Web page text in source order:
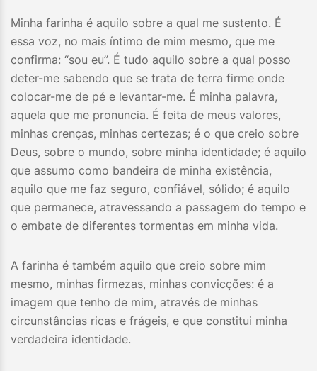
Minha farinha é aquilo sobre a qual me sustento. É
essa voz, no mais íntimo de mim mesmo, que me
confirma: “sou eu”. É tudo aquilo sobre a qual posso
deter-me sabendo que se trata de terra firme onde
colocar-me de pé e levantar-me. É minha palavra,
aquela que me pronuncia. É feita de meus valores,
minhas crenças, minhas certezas; é o que creio sobre
Deus, sobre o mundo, sobre minha identidade; é aquilo
que assumo como bandeira de minha existência,
aquilo que me faz seguro, confiável, sólido; é aquilo
que permanece, atravessando a passagem do tempo e
o embate de diferentes tormentas em minha vida.
A farinha é também aquilo que creio sobre mim
mesmo, minhas firmezas, minhas convicções: é a
imagem que tenho de mim, através de minhas
circunstâncias ricas e frágeis, e que constitui minha
verdadeira identidade.